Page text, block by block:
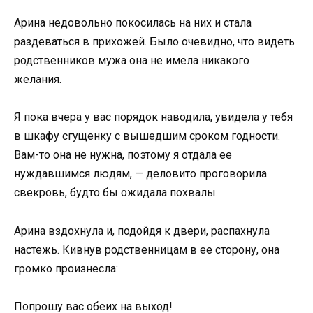
Арина недовольно покосилась на них и стала
раздеваться в прихожей. Было очевидно, что видеть
родственников мужа она не имела никакого
желания.
Я пока вчера у вас порядок наводила, увидела у тебя
в шкафу сгущенку с вышедшим сроком годности.
Вам-то она не нужна, поэтому я отдала ее
нуждавшимся людям, — деловито проговорила
свекровь, будто бы ожидала похвалы.
Арина вздохнула и, подойдя к двери, распахнула
настежь. Кивнув родственницам в ее сторону, она
громко произнесла:
Попрошу вас обеих на выход!